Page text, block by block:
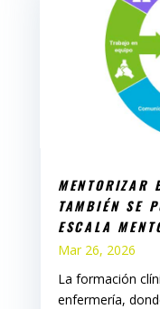
MENTORIZAR
TAMBIÉN SE
ESCALA
Mar 26, 2026
La formación
enfermería,